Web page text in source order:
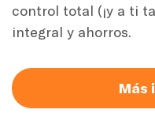
control total (¡y a ti
integral y ahorros.
Más